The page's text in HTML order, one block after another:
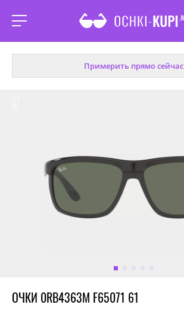
Примерить прямо сейчас
ОЧКИ 0RB4363M F65071 61